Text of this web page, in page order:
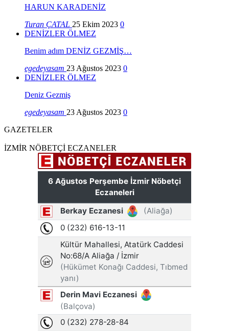
HARUN KARADENİZ
Turan ÇATAL 25 Ekim 2023 0
DENİZLER ÖLMEZ
Benim adım DENİZ GEZMİŞ…
egedeyasam 23 Ağustos 2023 0
DENİZLER ÖLMEZ
Deniz Gezmiş
egedeyasam 23 Ağustos 2023 0
GAZETELER
İZMİR NÖBETÇİ ECZANELER